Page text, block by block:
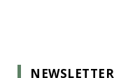
NEWSLETTER